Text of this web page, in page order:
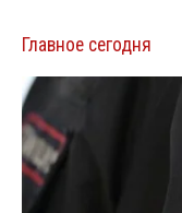
Главное сегодня